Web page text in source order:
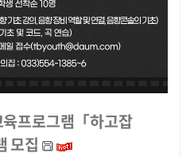
프로그램「하고잡
모집